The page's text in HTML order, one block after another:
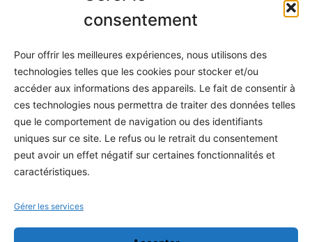
consentement
Pour offrir les meilleures expériences, nous utilisons des
technologies telles que les cookies pour stocker et/ou
accéder aux informations des appareils. Le fait de consentir à
ces technologies nous permettra de traiter des données telles
que le comportement de navigation ou des identifiants
uniques sur ce site. Le refus ou le retrait du consentement
peut avoir un effet négatif sur certaines fonctionnalités et
caractéristiques.
Gérer les services
S'abonner
À propos
Contact / Support
Mes publications
INFORMATIONS LÉGALES